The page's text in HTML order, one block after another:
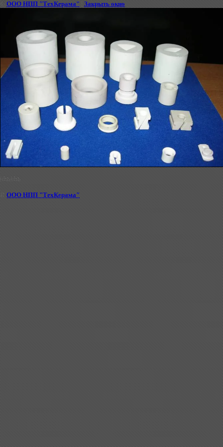
©ООО НПП "ТехКерама"|Закрыть окно
hhhhhh
©ООО НПП "ТехКерама"